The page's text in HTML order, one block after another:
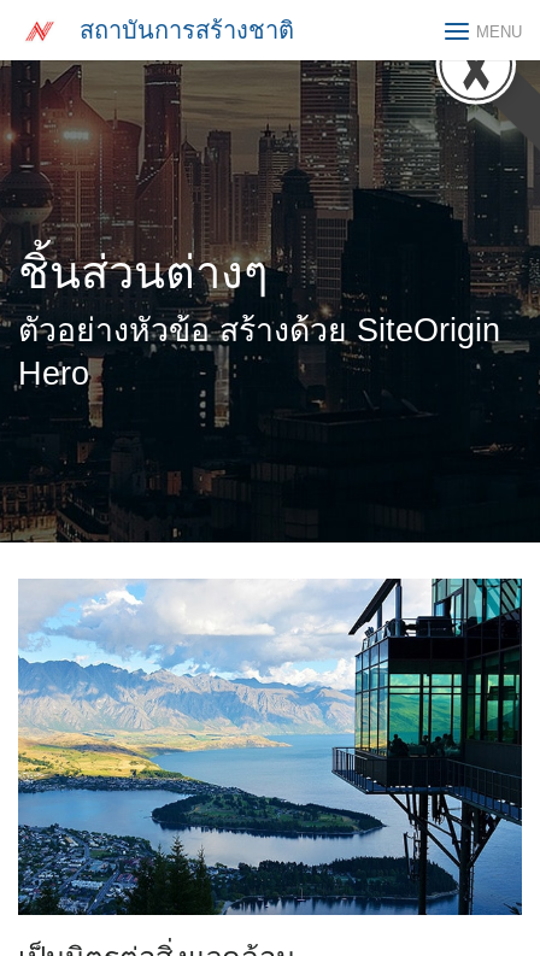
content
สถาบันการสร้างชาติ MENU
ชิ้นส่วนต่างๆ
ตัวอย่างหัวข้อ สร้างด้วย SiteOrigin
Hero